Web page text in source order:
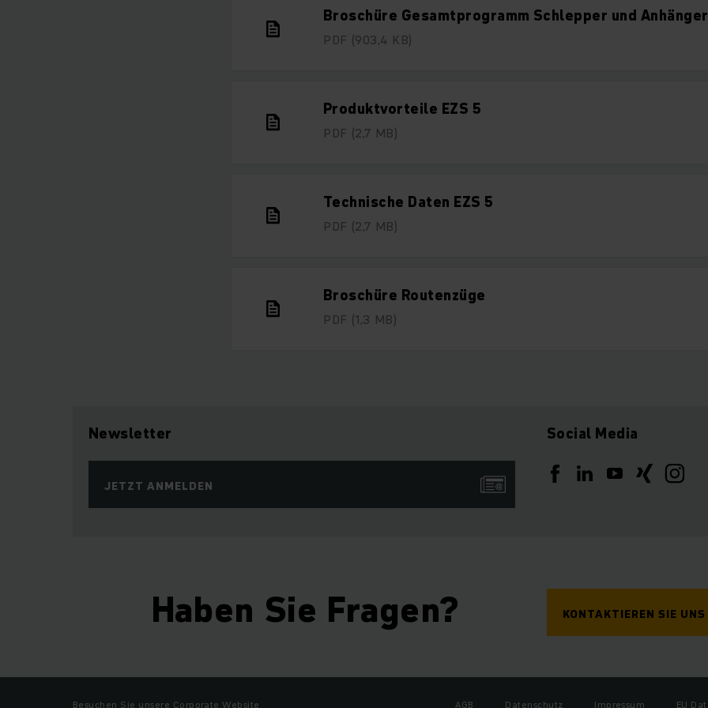
Broschüre Gesamtprogramm Schlepper und Anhänger
PDF (903,4 KB)
Produktvorteile EZS 5
PDF (2,7 MB)
Technische Daten EZS 5
PDF (2,7 MB)
Broschüre Routenzüge
PDF (1,3 MB)
Newsletter
JETZT ANMELDEN
Social Media
Haben Sie Fragen? KONTAKTIEREN SIE UNS
Besuchen Sie unsere Corporate Website AGB Datenschutz Impressum EU